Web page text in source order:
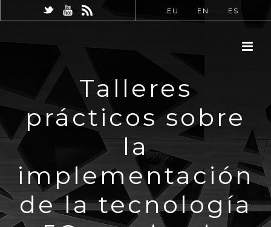
EU EN ES
Talleres
prácticos sobre
la
implementación
de la tecnología